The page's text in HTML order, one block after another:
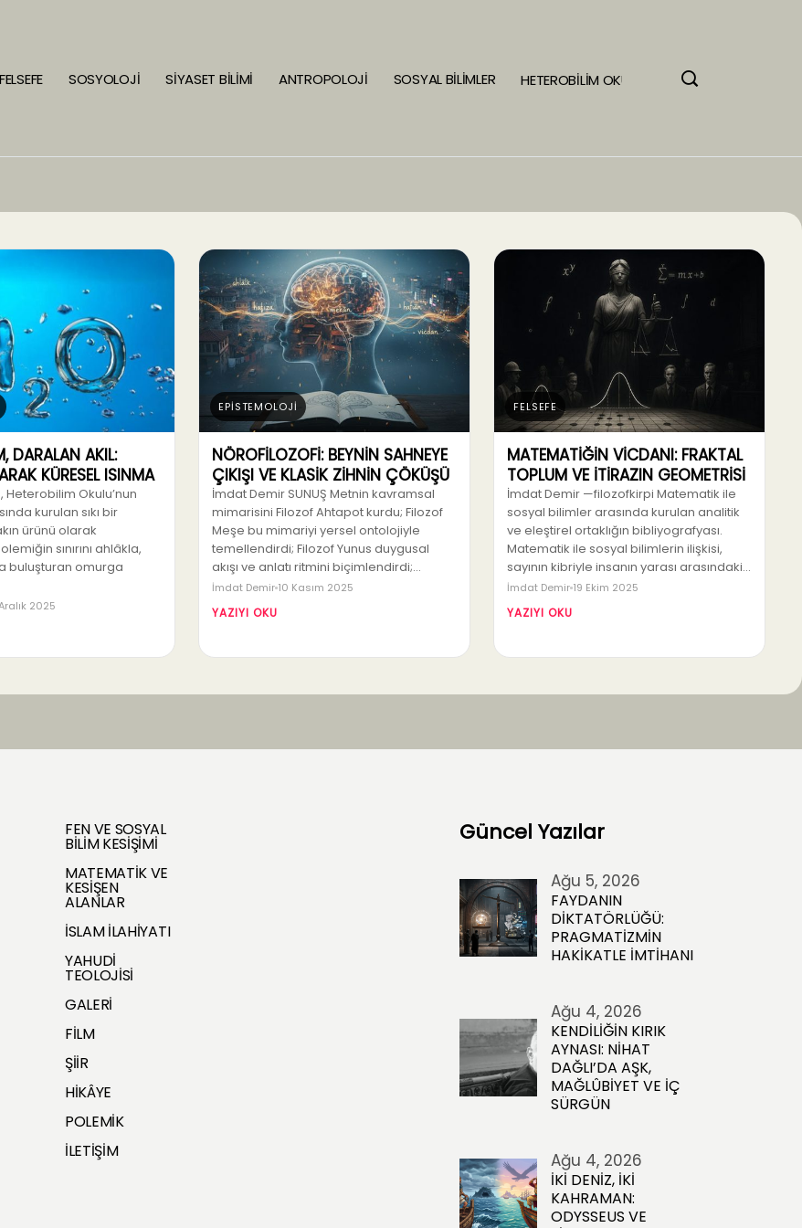
FELSEFE SOSYOLOJİ SİYASET BİLİMİ ANTROPOLOJİ SOSYAL BİLİMLER HETEROBİLİM OKULU
DARALAN AKIL:
KÜRESEL ISINMA
Heterobilim Okulu’nun
kurulan sıkı bir
ürünü olarak
sınırını ahlâkla,
buluşturan omurga
2025
EPİSTEMOLOJİ
NÖROFİLOZOFİ: BEYNİN SAHNEYE
ÇIKIŞI VE KLASİK ZİHNİN ÇÖKÜŞÜ
İmdat Demir SUNUŞ Metnin kavramsal
mimarisini Filozof Ahtapot kurdu; Filozof
Meşe bu mimariyi yersel ontolojiyle
temellendirdi; Filozof Yunus duygusal
akışı ve anlatı ritmini biçimlendirdi;…
İmdat Demir 10 Kasım 2025
YAZIYI OKU
FELSEFE
MATEMATİĞİN VİCDANI: FRAKTAL
TOPLUM VE İTİRAZIN GEOMETRİSİ
İmdat Demir —filozofkirpi Matematik ile
sosyal bilimler arasında kurulan analitik
ve eleştirel ortaklığın bibliyografyası.
Matematik ile sosyal bilimlerin ilişkisi,
sayının kibriyle insanın yarası arasındaki…
İmdat Demir 19 Ekim 2025
YAZIYI OKU
FEN VE SOSYAL
BİLİM KESİŞİMİ
MATEMATİK VE
KESİŞEN
ALANLAR
İSLAM İLAHİYATI
YAHUDİ
TEOLOJİSİ
GALERİ
FİLM
ŞİİR
HİKÂYE
POLEMİK
İLETİŞİM
Güncel Yazılar
Ağu 5, 2026
FAYDANIN
DİKTATÖRLÜĞÜ:
PRAGMATİZMİN
HAKİKATLE İMTİHANI
Ağu 4, 2026
KENDİLİĞİN KIRIK
AYNASI: NİHAT
DAĞLI’DA AŞK,
MAĞLÛBİYET VE İÇ
SÜRGÜN
Ağu 4, 2026
İKİ DENİZ, İKİ
KAHRAMAN:
ODYSSEUS VE